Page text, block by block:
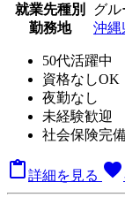
就業先種別
グル
勤務地
沖縄
50代活躍中
資格なしOK
夜勤なし
未経験歓迎
社会保険完
詳細を見る favorite